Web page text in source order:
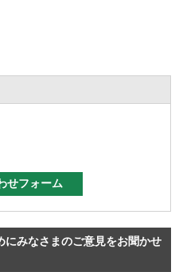
にみなさまのご意見をお聞かせ